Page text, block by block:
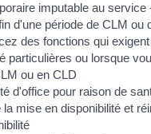
imputable au service
d'une période de CLM ou
des fonctions qui
particulières ou lorsque
ou en CLD
d'office pour raison de
mise en disponibilité et